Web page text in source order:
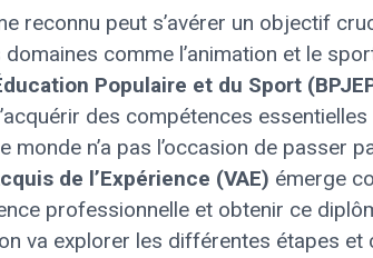
reconnu peut s’avérer un objectif
comme l’animation et le
Populaire et du Sport
des compétences
monde n’a pas l’occasion de passer
de l’Expérience (VAE) émerge
professionnelle et obtenir ce
va explorer les différentes étapes